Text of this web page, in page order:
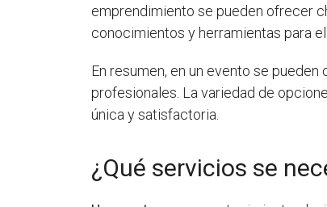
emprendimiento se pueden ofrecer
conocimientos y herramientas para
En resumen, en un evento se
profesionales. La variedad de
única y satisfactoria.
¿Qué servicios se